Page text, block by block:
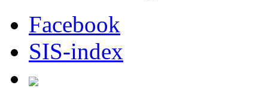
Facebook
SIS-index